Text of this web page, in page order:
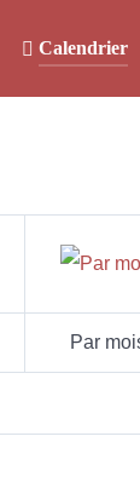
Calendrier
Par